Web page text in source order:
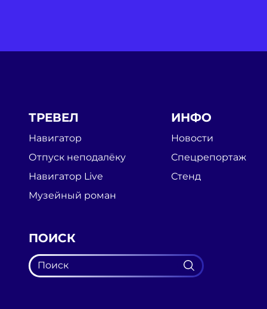
ТРЕВЕЛ
Навигатор
Отпуск неподалёку
Навигатор Live
Музейный роман
ИНФО
Новости
Спецрепортаж
Стенд
ПОИСК